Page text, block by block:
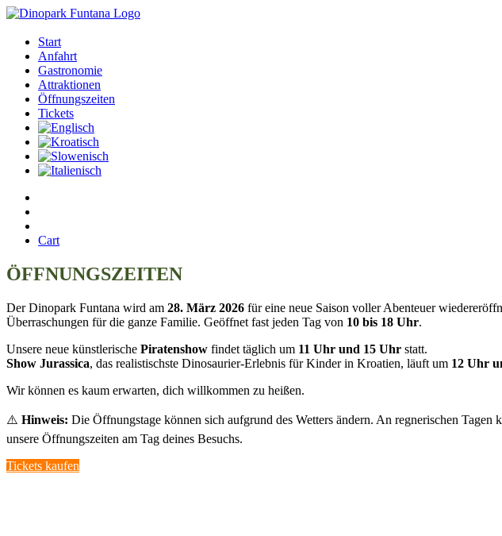
Start
Anfahrt
Gastronomie
Attraktionen
Öffnungszeiten
Tickets
Cart
ÖFFNUNGSZEITEN
Der Dinopark Funtana wird am 28. März 2026 für eine neue Saison voller Abenteuer
Überraschungen für die ganze Familie. Geöffnet fast jeden Tag von 10 bis 18 Uhr.
Unsere neue künstlerische Piratenshow findet täglich um 11 Uhr und 15 Uhr statt.
Show Jurassica, das realistischste Dinosaurier-Erlebnis für Kinder in Kroatien, läuft um 12 Uhr
Wir können es kaum erwarten, dich willkommen zu heißen.
⚠️ Hinweis: Die Öffnungstage können sich aufgrund des Wetters ändern. An regnerischen
unsere Öffnungszeiten am Tag deines Besuchs.
Tickets kaufen